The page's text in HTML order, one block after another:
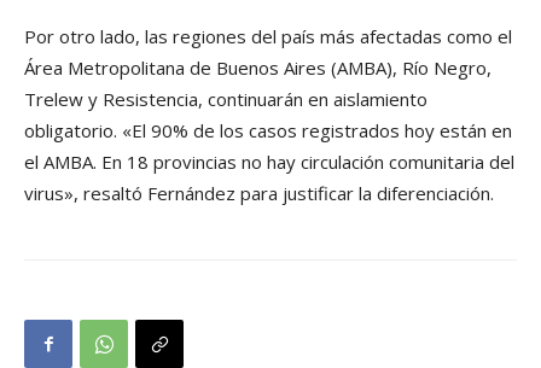
Por otro lado, las regiones del país más afectadas como el
Área Metropolitana de Buenos Aires (AMBA), Río Negro,
Trelew y Resistencia, continuarán en aislamiento
obligatorio. «El 90% de los casos registrados hoy están en
el AMBA. En 18 provincias no hay circulación comunitaria del
virus», resaltó Fernández para justificar la diferenciación.